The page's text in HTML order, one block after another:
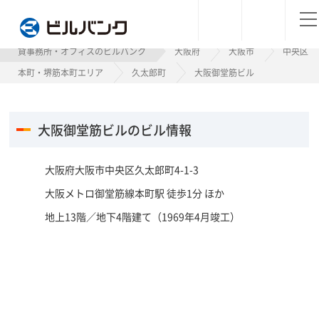
ビルバンク
貸事務所・オフィスのビルバンク 大阪府 大阪市
中央区
本町・堺筋本町エリア
久太郎町 大阪御堂筋ビル
大阪御堂筋ビルのビル情報
大阪府大阪市中央区久太郎町4-1-3
大阪メトロ御堂筋線本町駅 徒歩1分 ほか
地上13階／地下4階建て（1969年4月竣工）